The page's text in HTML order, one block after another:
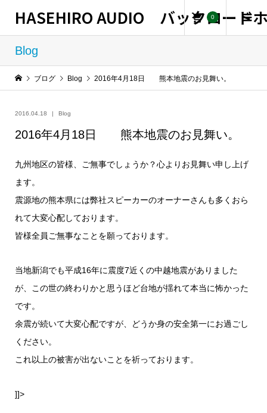
HASEHIRO AUDIO バックロード
0
Blog
ブログ Blog 2016年4月18日 熊本地震のお見舞い。
2016.04.18 Blog
2016年4月18日 熊本地震のお見舞い。
九州地区の皆様、ご無事でしょうか？心よりお見舞い申し上げ
ます。
震源地の熊本県には弊社スピーカーのオーナーさんも多くおら
れて大変心配しております。
皆様全員ご無事なことを願っております。
当地新潟でも平成16年に震度7近くの中越地震がありました
が、この世の終わりかと思うほど台地が揺れて本当に怖かった
です。
余震が続いて大変心配ですが、どうか身の安全第一にお過ごし
ください。
これ以上の被害が出ないことを祈っております。
]]>